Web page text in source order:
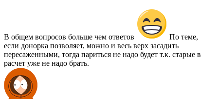
В общем вопросов больше чем ответов
По теме,
если донорка позволяет, можно и весь верх засадить
пересаженными, тогда париться не надо будет т.к. старые в
расчет уже не надо брать.